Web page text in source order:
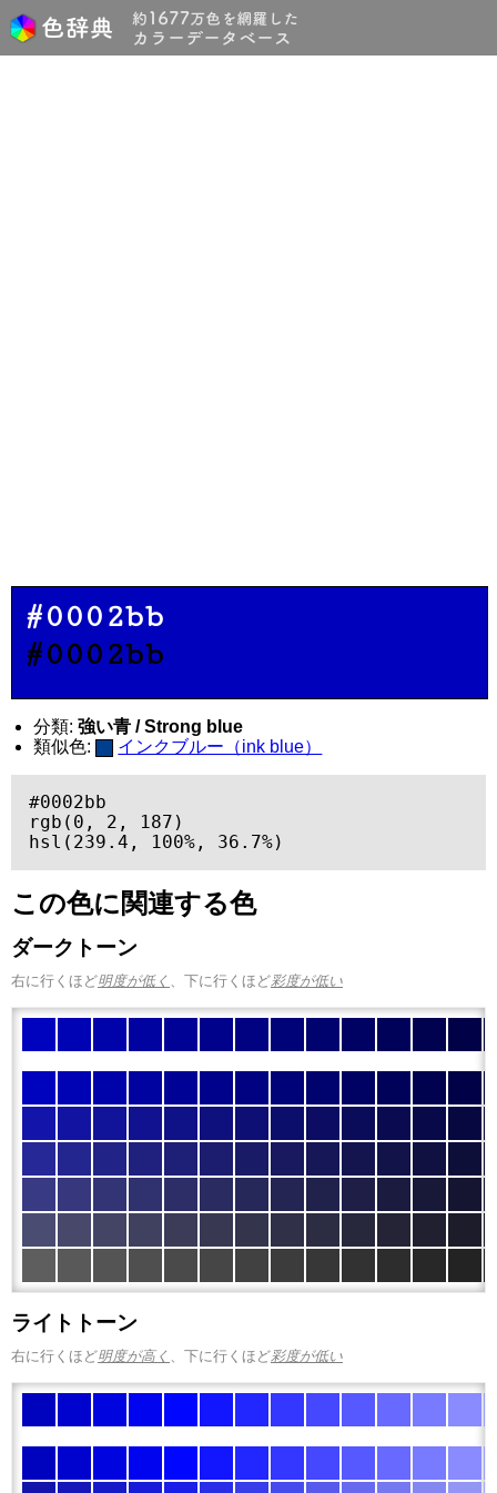
#0002bb
#0002bb
分類: 強い青 / Strong blue
類似色:
インクブルー（ink blue）
#0002bb
rgb(0, 2, 187)
hsl(239.4, 100%, 36.7%)
この色に関連する色
ダークトーン
右に行くほど明度が低く 、下に行くほど彩度が低い
ライトトーン
右に行くほど明度が高く 、下に行くほど彩度が低い